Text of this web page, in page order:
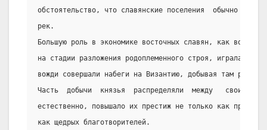
обстоятельство, что славянские поселения  обычно
рек.
Большую роль в экономике восточных славян, как во
на стадии разложения родоплеменного строя, играла
вожди совершали набеги на Византию, добывая там
Часть  добычи  князья  распределяли  между   своими
естественно, повышало их престиж не только как
как щедрых благотворителей.